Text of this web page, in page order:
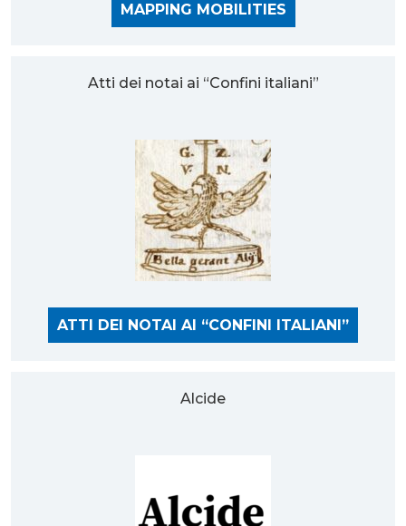
MAPPING MOBILITIES
Atti dei notai ai “Confini italiani”
ATTI DEI NOTAI AI “CONFINI ITALIANI”
Alcide